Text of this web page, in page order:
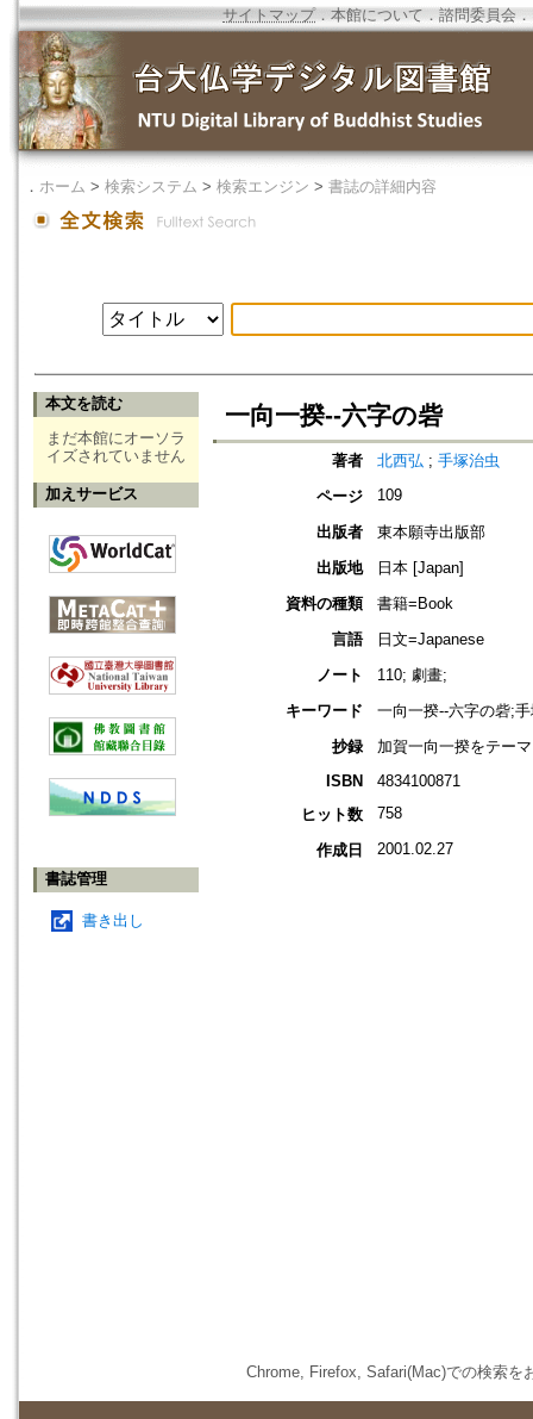
サイトマップ．本館について ． 諮問委員会 ．
． ホーム > 検索システム > 検索エンジン > 書誌の詳細内容
本文を読む
まだ本館にオーソラ
イズされていません
加えサービス
書誌管理
書き出し
一向一揆--六字の砦
著者 北西弘 ; 手塚治虫
ページ
109
出版者
東本願寺出版部
出版地
日本 [Japan]
資料の種類
書籍=Book
言語
日文=Japanese
ノート
110; 劇畫;
キーワード
一向一揆--六字の砦;
抄録
加賀一向一揆をテー
ISBN
4834100871
ヒット数
758
作成日 2001.02.27
Chrome, Firefox, Safari(Mac)での検索を